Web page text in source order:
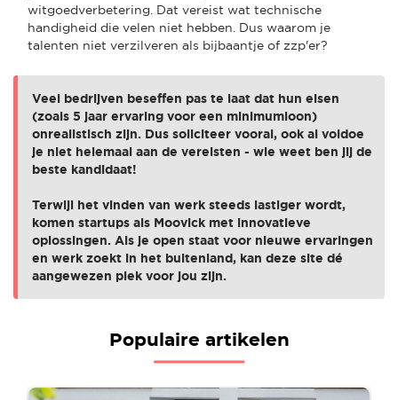
witgoedverbetering. Dat vereist wat technische
handigheid die velen niet hebben. Dus waarom je
talenten niet verzilveren als bijbaantje of zzp'er?
Veel bedrijven beseffen pas te laat dat hun eisen
(zoals 5 jaar ervaring voor een minimumloon)
onrealistisch zijn. Dus soliciteer vooral, ook al voldoe
je niet helemaal aan de vereisten - wie weet ben jij de
beste kandidaat!
Terwijl het vinden van werk steeds lastiger wordt,
komen startups als Moovick met innovatieve
oplossingen. Als je open staat voor nieuwe ervaringen
en werk zoekt in het buitenland, kan deze site dé
aangewezen plek voor jou zijn.
Populaire artikelen